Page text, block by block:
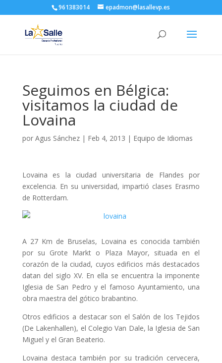
961383014 epadmon@lasallevp.es
Seguimos en Bélgica:
visitamos la ciudad de
Lovaina
por Agus Sánchez| Feb 4, 2013 | Equipo de Idiomas
Lovaina es la ciudad universitaria de Flandes por
excelencia. En su universidad, impartió clases Erasmo
de Rotterdam.
A 27 Km de Bruselas, Lovaina es conocida también
por su Grote Markt o Plaza Mayor, situada en el
corazón de la ciudad, cuyos edificios más destacados
datan del siglo XV. En ella se encuentra la imponente
Iglesia de San Pedro y el famoso Ayuntamiento, una
obra maestra del gótico brabantino.
Otros edificios a destacar son el Salón de los Tejidos
(De Lakenhallen), el Colegio Van Dale, la Iglesia de San
Miguel y el Gran Beaterio.
Lovaina destaca también por su tradición cervecera,